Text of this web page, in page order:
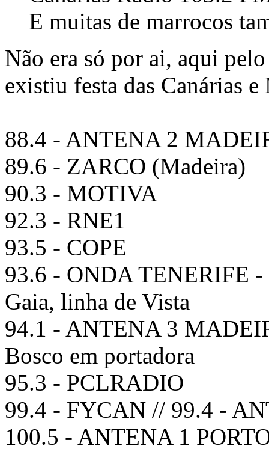
E muitas de marrocos
Não era só por ai, aqui
existiu festa das Canárias
88.4 - ANTENA 2
89.6 - ZARCO (Madeira)
90.3 - MOTIVA
92.3 - RNE1
93.5 - COPE
93.6 - ONDA TENERIFE -
Gaia, linha de Vista
94.1 - ANTENA 3
Bosco em portadora
95.3 - PCLRADIO
99.4 - FYCAN // 99.4 -
100.5 - ANTENA 1